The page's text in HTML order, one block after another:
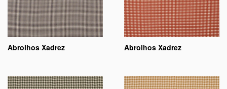
Abrolhos Xadrez Abrolhos Xadrez